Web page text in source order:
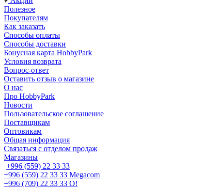
Полезное
Покупателям
Как заказать
Способы оплаты
Способы доставки
Бонусная карта HobbyPark
Условия возврата
Вопрос-ответ
Оставить отзыв о магазине
О нас
Про HobbyPark
Новости
Пользовательское соглашение
Поставщикам
Оптовикам
Общая информация
Связаться с отделом продаж
Магазины
+996 (559) 22 33 33
+996 (559) 22 33 33 Megacom
+996 (709) 22 33 33 O!